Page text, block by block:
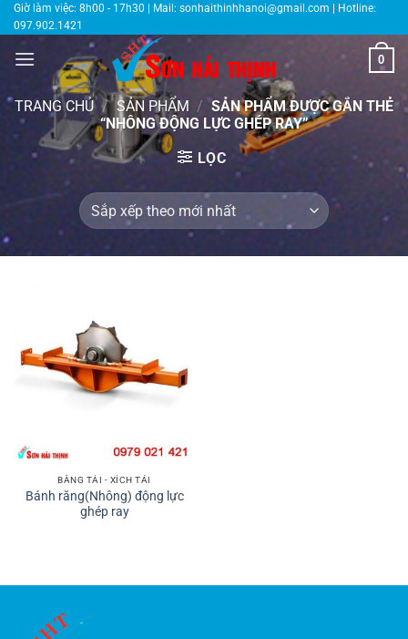
Bỏ
qua
nội
Giờ làm việc: 8h00 - 17h30 | Mail: sonhaithinhhanoi@gmail.com | Hotline:
097.902.1421
0
TRANG CHỦ / SẢN PHẨM / SẢN PHẨM ĐƯỢC GẮN THẺ
“NHÔNG ĐỘNG LỰC GHÉP RAY”
LỌC
BĂNG TẢI - XÍCH TẢI
Bánh răng(Nhông) động lực
ghép ray